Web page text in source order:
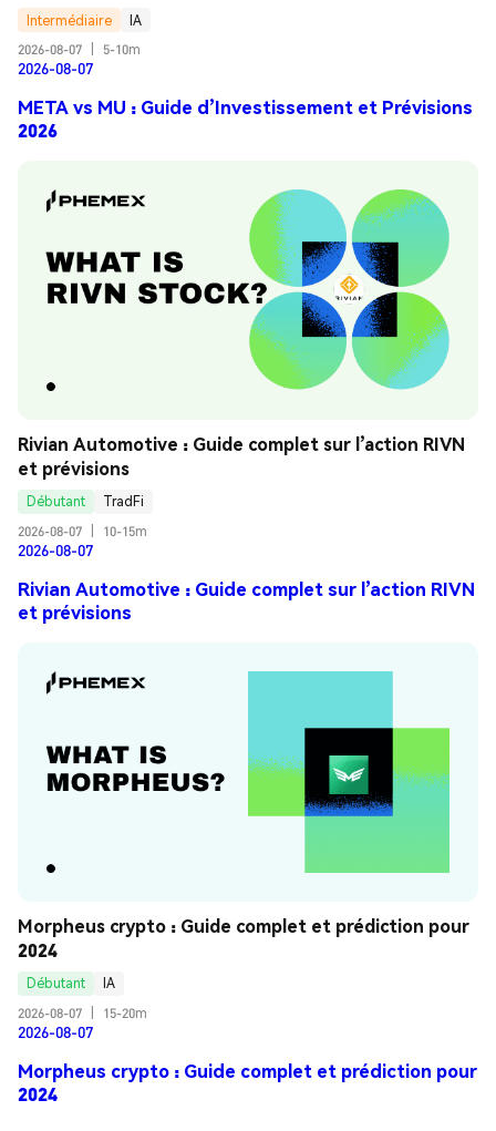
Intermédiaire
IA
2026-08-07
5-10m
2026-08-07
META vs MU : Guide d’Investissement et Prévisions
2026
Rivian Automotive : Guide complet sur l’action RIVN
et prévisions
Débutant
TradFi
2026-08-07
10-15m
2026-08-07
Rivian Automotive : Guide complet sur l’action RIVN
et prévisions
Morpheus crypto : Guide complet et prédiction pour
2024
Débutant
IA
2026-08-07
15-20m
2026-08-07
Morpheus crypto : Guide complet et prédiction pour
2024